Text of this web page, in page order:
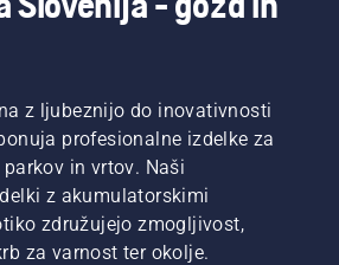
z ljubeznijo do inovativnosti
profesionalne izdelke za
in vrtov. Naši
z akumulatorskimi
združujejo zmogljivost,
za varnost ter okolje.